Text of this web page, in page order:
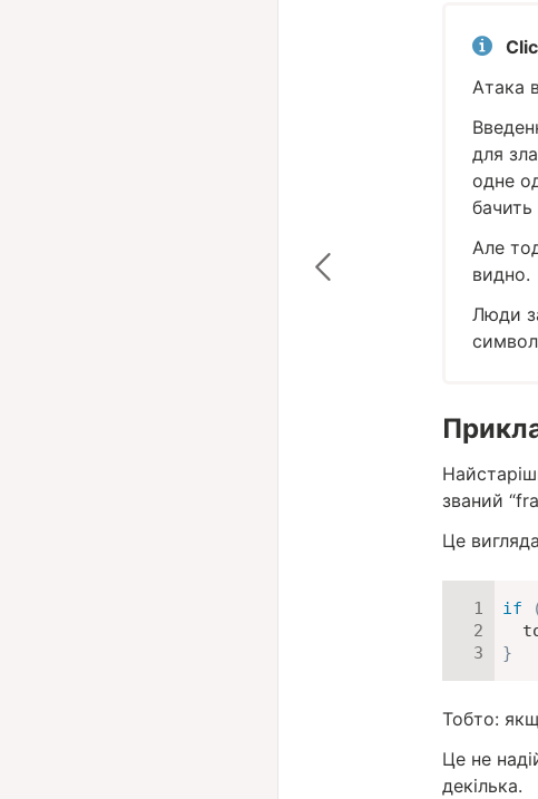
Атака
для
одне
бачить
Але
видно.
Люди
званий
Це
if
}
Тобто:
Це не
декілька.